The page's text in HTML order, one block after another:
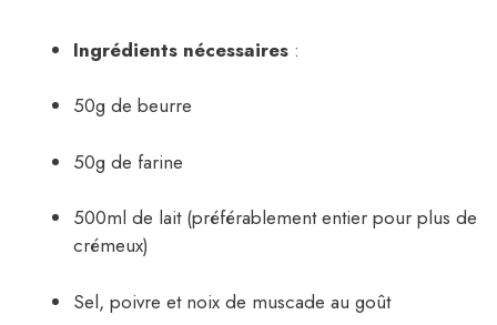
Ingrédients nécessaires :
50g de beurre
50g de farine
500ml de lait (préférablement entier pour plus de
crémeux)
Sel, poivre et noix de muscade au goût